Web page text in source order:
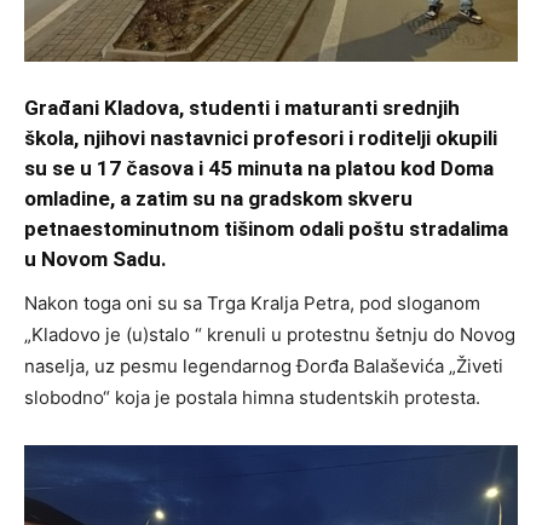
Građani Kladova, studenti i maturanti srednjih
škola, njihovi nastavnici profesori i roditelji okupili
su se u 17 časova i 45 minuta na platou kod Doma
omladine, a zatim su na gradskom skveru
petnaestominutnom tišinom odali poštu stradalima
u Novom Sadu.
Nakon toga oni su sa Trga Kralja Petra, pod sloganom
„Kladovo je (u)stalo “ krenuli u protestnu šetnju do Novog
naselja, uz pesmu legendarnog Đorđa Balaševića „Živeti
slobodno“ koja je postala himna studentskih protesta.